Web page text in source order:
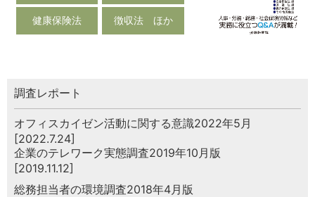
健康保険法 徴収法 ほか
調査レポート
オフィスカイゼン活動に関する意識2022年5月
[2022.7.24]
企業のテレワーク実態調査2019年10月版
[2019.11.12]
総務担当者の環境調査2018年4月版